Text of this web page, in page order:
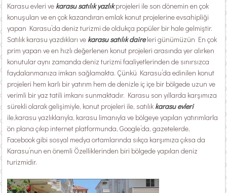
Karasu evleri ve karasu satılık yazlıkprojeleri ile son dönemin en çok
konuşulan ve en çok kazandıran emlak konut projelerine evsahipliği
yapan Karasu’da deniz turizmi de oldukça popüler bir hale gelmiştir.
Satılık karasu yazdıkları ve karasu satılık daireleri günümüzün En çok
prim yapan ve en hızlı değerlenen konut projeleri arasında yer alırken
konutular aynı zamanda deniz turizmi faaliyetlerinden de sınırsızca
faydalanmanıza imkan sağlamakta. Çünkü Karasu’da edinilen konut
projeleri hem karlı bir yatırım hem de denizle iç içe bir bölgede uzun ve
verimli bir yaz tatili imkanı sunmaktadır. Karasu son yıllarda karşımıza
sürekli olarak gelişimiyle, konut projeleri ile, satılık karasu evleri
ile,karasu yazlıklarıyla, karasu limanıyla ve bölgeye yapılan yatırımlarla
ön plana çıkıp internet platformunda, Google’da, gazetelerde,
Facebook gibi sosyal medya ortamlarında sıkça karşımıza çıksa da
Karasu’nun en önemli Özelliklerinden biri bölgede yapılan deniz
turizmidir.